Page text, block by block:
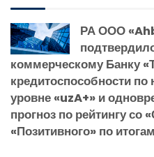
РА ООО
коммерческому Банку
кредитоспособности
уровне «uzA+» и
прогноз по рейтингу со
«Позитивного» по